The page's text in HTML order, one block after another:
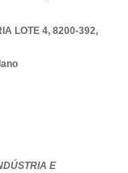
LOTE 4, 8200-392,
E